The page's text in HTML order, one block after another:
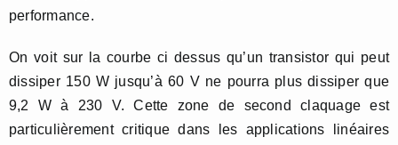
performance.
On voit sur la courbe ci dessus qu’un transistor qui peut
dissiper 150 W jusqu’à 60 V ne pourra plus dissiper que
9,2 W à 230 V. Cette zone de second claquage est
particulièrement critique dans les applications linéaires